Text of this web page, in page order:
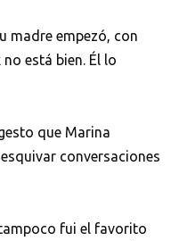
madre empezó, con
está bien. Él lo
que Marina
conversaciones
fui el favorito